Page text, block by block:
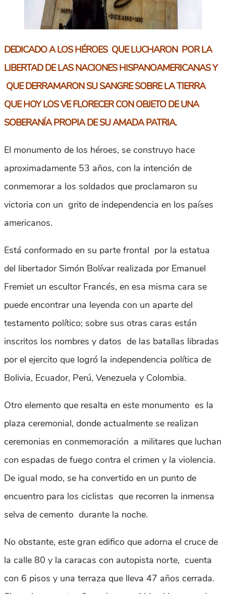
DEDICADO A LOS HÉROES QUE LUCHARON POR LA
LIBERTAD DE LAS NACIONES HISPANOAMERICANAS Y
QUE DERRAMARON SU SANGRE SOBRE LA TIERRA
QUE HOY LOS VE FLORECER CON OBJETO DE UNA
SOBERANÍA PROPIA DE SU AMADA PATRIA.
El monumento de los héroes, se construyo hace
aproximadamente 53 años, con la intención de
conmemorar a los soldados que proclamaron su
victoria con un grito de independencia en los países
americanos.
Está conformado en su parte frontal por la estatua
del libertador Simón Bolívar realizada por Emanuel
Fremiet un escultor Francés, en esa misma cara se
puede encontrar una leyenda con un aparte del
testamento político; sobre sus otras caras están
inscritos los nombres y datos de las batallas libradas
por el ejercito que logró la independencia política de
Bolivia, Ecuador, Perú, Venezuela y Colombia.
Otro elemento que resalta en este monumento es la
plaza ceremonial, donde actualmente se realizan
ceremonias en conmemoración a militares que luchan
con espadas de fuego contra el crimen y la violencia.
De igual modo, se ha convertido en un punto de
encuentro para los ciclistas que recorren la inmensa
selva de cemento durante la noche.
No obstante, este gran edifico que adorna el cruce de
la calle 80 y la caracas con autopista norte, cuenta
con 6 pisos y una terraza que lleva 47 años cerrada.